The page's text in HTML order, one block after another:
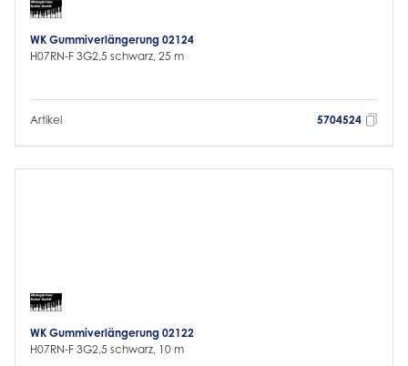
WK Gummiverlängerung 02124
H07RN-F 3G2,5 schwarz, 25 m
Artikel 5704524
WK Gummiverlängerung 02122
H07RN-F 3G2,5 schwarz, 10 m